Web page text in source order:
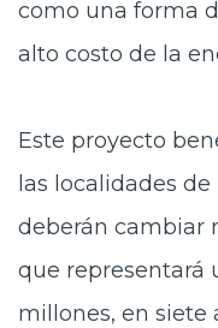
como una forma
alto costo de la
Este proyecto
las localidades de
deberán cambiar
que representará
millones, en siete